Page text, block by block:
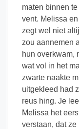
maten binnen
vent. Melissa
zegt wel niet
zou aannemen
hun overkwam,
wat vol in het
zwarte naakte
uitgekleed had
reus hing. Je
Melissa het
verstaan, dat